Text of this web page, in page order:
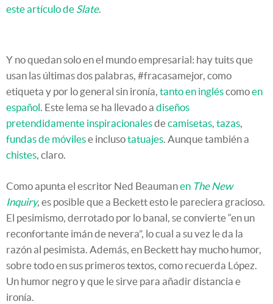
este artículo de Slate.
Y no quedan solo en el mundo empresarial: hay tuits que
usan las últimas dos palabras, #fracasamejor, como
etiqueta y por lo general sin ironía, tanto en ingléscomoen
español. Este lema se ha llevado a diseños
pretendidamente inspiracionalesdecamisetas, tazas,
fundas de móvilese inclusotatuajes. Aunque también a
chistes, claro.
Como apunta el escritor Ned Beaumanen The New
Inquiry, es posible que a Beckett esto le pareciera gracioso.
El pesimismo, derrotado por lo banal, se convierte “en un
reconfortante imán de nevera”, lo cual a su vez le da la
razón al pesimista. Además, en Beckett hay mucho humor,
sobre todo en sus primeros textos, como recuerda López.
Un humor negro y que le sirve para añadir distancia e
ironía.